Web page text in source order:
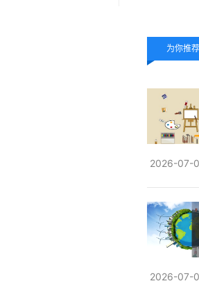
为你推荐
2026-07-
2026-07-